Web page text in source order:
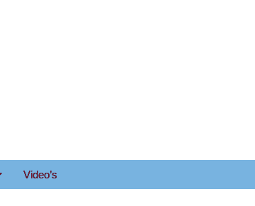
e.o.
Video’s